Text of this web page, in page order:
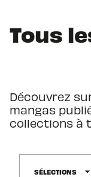
Tous
Découvrez
mangas
collections à
SÉLECTIONS arrow_drop_down